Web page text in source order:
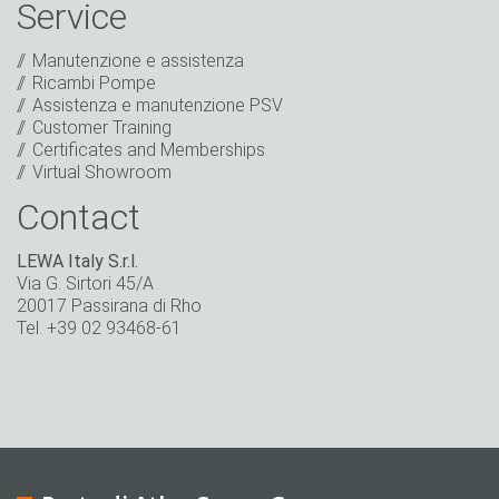
rilevanti.*
* Campo obbligatorio
Service
Manutenzione e assistenza
Ricambi Pompe
Assistenza e manutenzione PSV
Customer Training
Certificates and Memberships
Virtual Showroom
Contact
LEWA Italy S.r.l.
Via G. Sirtori 45/A
20017 Passirana di Rho
Tel. +39 02 93468-61